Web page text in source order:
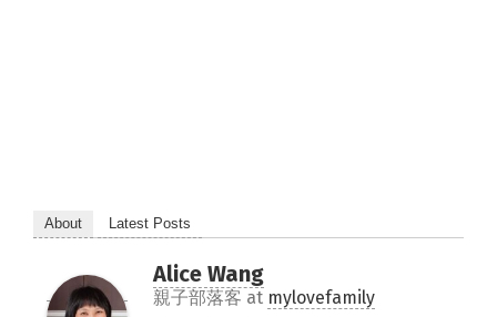
About Latest Posts
Alice Wang
親子部落客 at mylovefamily